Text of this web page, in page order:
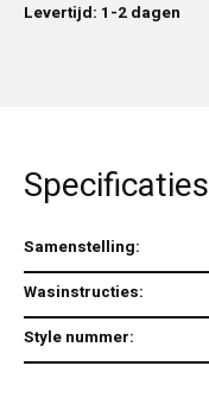
Levertijd: 1-2 dagen
Specificaties
Samenstelling:
Wasinstructies:
Style nummer: